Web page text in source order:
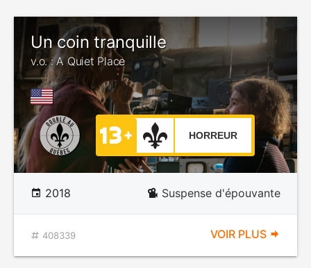
Un coin tranquille
v.o. : A Quiet Place
HORREUR
2018 Suspense d'épouvante
408339 VOIR PLUS